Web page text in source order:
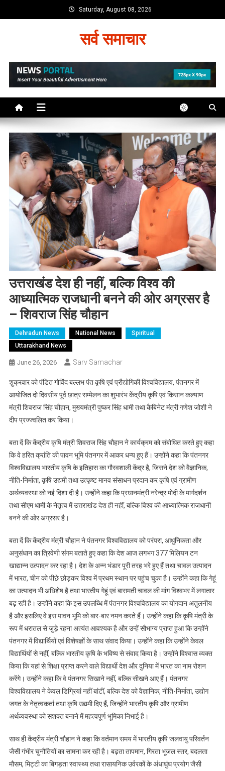
to
Saturday, August 08, 2026
सर्व समाचार
उत्तराखंड देश ही नहीं, बल्कि विश्व की
आध्यात्मिक राजधानी बनने की ओर अग्रसर है
– शिवराज सिंह चौहान
Dehradun News National News
Spiritual
Uttarakhand News
June 26, 2026 Sarv Samachar
शुक्रवार को पंडित गोविंद बल्लभ पंत कृषि एवं प्रौद्योगिकी विश्वविद्यालय, पंतनगर में
आयोजित दो दिवसीय पूर्व छात्र सम्मेलन का शुभारंभ केंद्रीय कृषि एवं किसान कल्याण
मंत्री शिवराज सिंह चौहान, मुख्यमंत्री पुष्कर सिंह धामी तथा कैबिनेट मंत्री गणेश जोशी ने
दीप प्रज्ज्वलित कर किया।
बता दें कि केंद्रीय कृषि मंत्री शिवराज सिंह चौहान ने कार्यक्रम को संबोधित करते हुए कहा
कि वे हरित क्रांति की पावन भूमि पंतनगर में आकर धन्य हुए हैं। उन्होंने कहा कि पंतनगर
विश्वविद्यालय भारतीय कृषि के इतिहास का गौरवशाली केंद्र है, जिसने देश को वैज्ञानिक,
नीति-निर्माता, कृषि उद्यमी तथा उत्कृष्ट मानव संसाधन प्रदान कर कृषि एवं ग्रामीण
अर्थव्यवस्था को नई दिशा दी है। उन्होंने कहा कि प्रधानमंत्री नरेन्द्र मोदी के मार्गदर्शन
तथा सीएम धामी के नेतृत्व में उत्तराखंड देश ही नहीं, बल्कि विश्व की आध्यात्मिक राजधानी
बनने की ओर अग्रसर है।
बता दें कि केंद्रीय मंत्री चौहान ने पंतनगर विश्वविद्यालय को परंपरा, आधुनिकता और
अनुसंधान का त्रिवेणी संगम बताते हुए कहा कि देश आज लगभग 377 मिलियन टन
खाद्यान्न उत्पादन कर रहा है। देश के अन्न भंडार पूरी तरह भरे हुए हैं तथा चावल उत्पादन
में भारत, चीन को पीछे छोड़कर विश्व में प्रथम स्थान पर पहुंच चुका है। उन्होंने कहा कि गेहूं
का उत्पादन भी अधिशेष है तथा भारतीय गेहूं एवं बासमती चावल की मांग विश्वभर में लगातार
बढ़ रही है। उन्होंने कहा कि इस उपलब्धि में पंतनगर विश्वविद्यालय का योगदान अतुलनीय
है और इसलिए वे इस पावन भूमि को बार-बार नमन करते हैं। उन्होंने कहा कि कृषि मंत्री के
रूप में धरातल से जुड़े रहना अत्यंत आवश्यक है और उन्हें सौभाग्य प्राप्त हुआ कि उन्होंने
पंतनगर में विद्यार्थियों एवं विशेषज्ञों के साथ संवाद किया। उन्होंने कहा कि उन्होंने केवल
विद्यार्थियों से नहीं, बल्कि भारतीय कृषि के भविष्य से संवाद किया है। उन्होंने विश्वास व्यक्त
किया कि यहां से शिक्षा प्राप्त करने वाले विद्यार्थी देश और दुनिया में भारत का नाम रोशन
करेंगे। उन्होंने कहा कि वे पंतनगर सिखाने नहीं, बल्कि सीखने आए हैं। पंतनगर
विश्वविद्यालय ने केवल डिग्रियां नहीं बांटीं, बल्कि देश को वैज्ञानिक, नीति-निर्माता, उद्योग
जगत के नेतृत्वकर्ता तथा कृषि उद्यमी दिए हैं, जिन्होंने भारतीय कृषि और ग्रामीण
अर्थव्यवस्था को सशक्त बनाने में महत्वपूर्ण भूमिका निभाई है।
साथ ही केंद्रीय मंत्री चौहान ने कहा कि वर्तमान समय में भारतीय कृषि जलवायु परिवर्तन
जैसी गंभीर चुनौतियों का सामना कर रही है। बढ़ता तापमान, गिरता भूजल स्तर, बदलता
मौसम, मिट्टी का बिगड़ता स्वास्थ्य तथा रासायनिक उर्वरकों के अंधाधुंध प्रयोग जैसी